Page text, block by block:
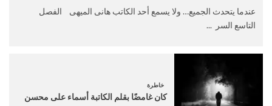
عندما يتحدث الجميع… ولا يسمع أحد الكاتب هانى الميهى الفصل
التاسع السر ...
خاطرة
كان غامضًا بقلم الكاتبة أسماء على محسن